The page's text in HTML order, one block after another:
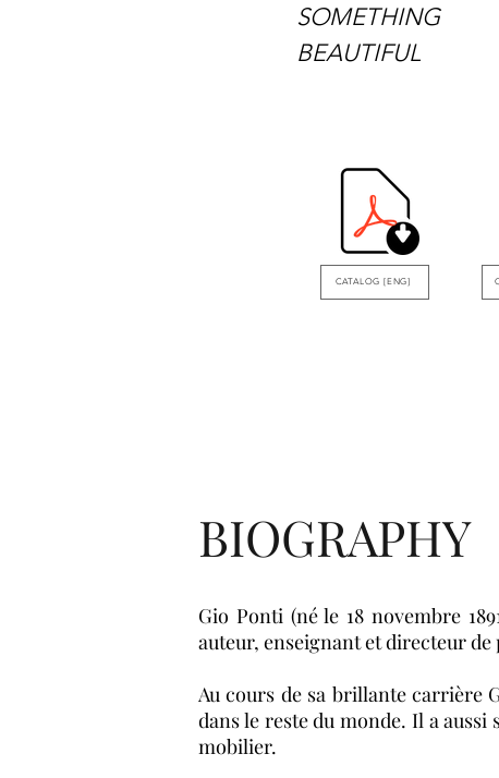
BEAUTIFUL
CATALOG [ENG]
BIOGRAPHY
Gio Ponti (né le 18 novembre
auteur, enseignant et directeur
Au cours de sa brillante carrière
dans le reste du monde. Il a
mobilier.